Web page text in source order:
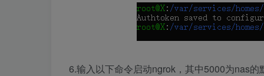
6.输入以下命令启动ngrok，其中5000为nas的